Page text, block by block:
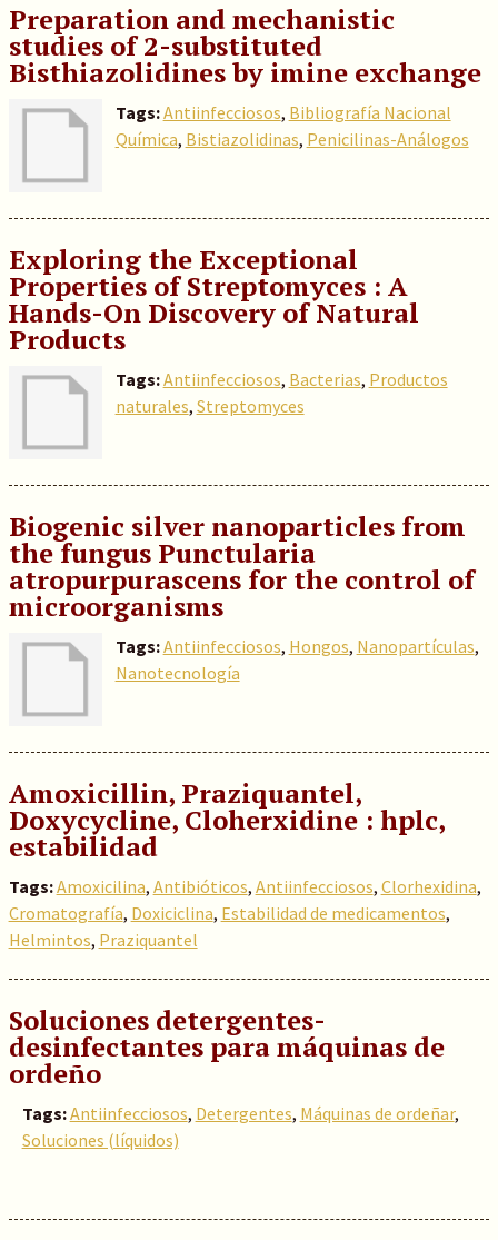
Preparation and mechanistic
studies of 2-substituted
Bisthiazolidines by imine exchange
Tags:Antiinfecciosos, Bibliografía Nacional
Química, Bistiazolidinas, Penicilinas-Análogos
Exploring the Exceptional
Properties of Streptomyces : A
Hands-On Discovery of Natural
Products
Tags:Antiinfecciosos, Bacterias, Productos
naturales, Streptomyces
Biogenic silver nanoparticles from
the fungus Punctularia
atropurpurascens for the control of
microorganisms
Tags:Antiinfecciosos, Hongos, Nanopartículas,
Nanotecnología
Amoxicillin, Praziquantel,
Doxycycline, Cloherxidine : hplc,
estabilidad
Tags:Amoxicilina, Antibióticos, Antiinfecciosos, Clorhexidina,
Cromatografía, Doxiciclina, Estabilidad de medicamentos,
Helmintos, Praziquantel
Soluciones detergentes-
desinfectantes para máquinas de
ordeño
Tags:Antiinfecciosos, Detergentes, Máquinas de ordeñar,
Soluciones (líquidos)